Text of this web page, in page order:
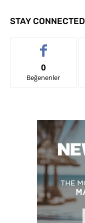
STAY CONNECTED
0
Beğenenler